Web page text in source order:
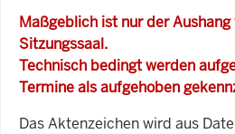
Maßgeblich ist nur der
Sitzungssaal.
Technisch bedingt werden
Termine als aufgehoben
Das Aktenzeichen wird aus